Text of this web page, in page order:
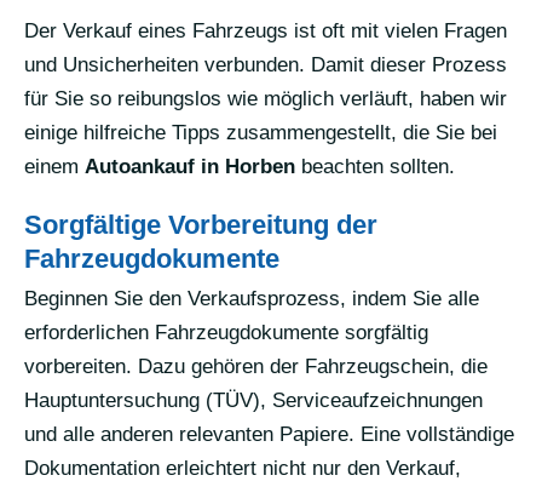
Der Verkauf eines Fahrzeugs ist oft mit vielen Fragen
und Unsicherheiten verbunden. Damit dieser Prozess
für Sie so reibungslos wie möglich verläuft, haben wir
einige hilfreiche Tipps zusammengestellt, die Sie bei
einem Autoankauf in Horben beachten sollten.
Sorgfältige Vorbereitung der
Fahrzeugdokumente
Beginnen Sie den Verkaufsprozess, indem Sie alle
erforderlichen Fahrzeugdokumente sorgfältig
vorbereiten. Dazu gehören der Fahrzeugschein, die
Hauptuntersuchung (TÜV), Serviceaufzeichnungen
und alle anderen relevanten Papiere. Eine vollständige
Dokumentation erleichtert nicht nur den Verkauf,